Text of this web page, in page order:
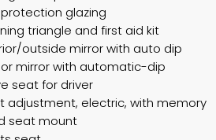
glazing
triangle and first aid kit
outside mirror with auto dip
mirror with automatic-dip
seat for driver
adjustment, electric, with memory
seat mount